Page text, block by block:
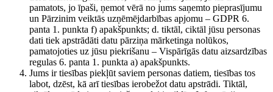
pamatots, jo īpaši, ņemot vērā no jums saņemto pieprasījumu
un Pārzinim veiktās uzņēmējdarbības apjomu – GDPR 6.
panta 1. punkta f) apakšpunkts; d. tiktāl, ciktāl jūsu personas
dati tiek apstrādāti datu pārziņa mārketinga nolūkos,
pamatojoties uz jūsu piekrišanu – Vispārīgās datu aizsardzības
regulas 6. panta 1. punkta a) apakšpunkts.
Jums ir tiesības piekļūt saviem personas datiem, tiesības tos
labot, dzēst, kā arī tiesības ierobežot datu apstrādi. Tiktāl,